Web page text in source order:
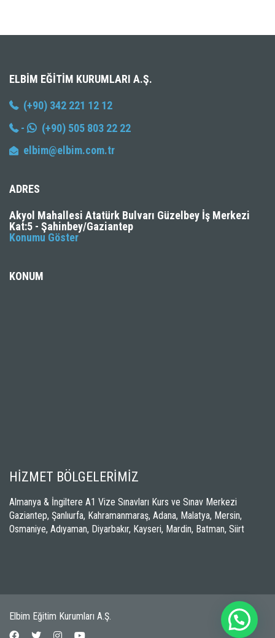
ELBIM EĞITIM KURUMLARI A.Ş.
(+90) 342 221 12 12
-
(+90) 505 803 22 22
elbim@elbim.com.tr
ADRES
Akyol Mahallesi Atatürk Bulvarı Güzelbey İş Merkezi
Kat:5 - Şahinbey/Gaziantep
Konumu Göster
KONUM
HİZMET BÖLGELERİMİZ
Almanya & İngiltere A1 Vize Sınavları Kurs ve Sınav Merkezi
Gaziantep, Şanlıurfa, Kahramanmaraş, Adana, Malatya, Mersin,
Osmaniye, Adıyaman, Diyarbakır, Kayseri, Mardin, Batman, Siirt
Elbim Eğitim Kurumları A.Ş.